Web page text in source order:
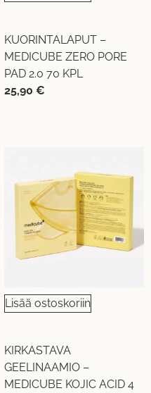
KUORINTALAPUT –
MEDICUBE ZERO PORE
PAD 2.0 70 KPL
25,90 €
Lisää ostoskoriin
KIRKASTAVA
GEELINAAMIO –
MEDICUBE KOJIC ACID 4